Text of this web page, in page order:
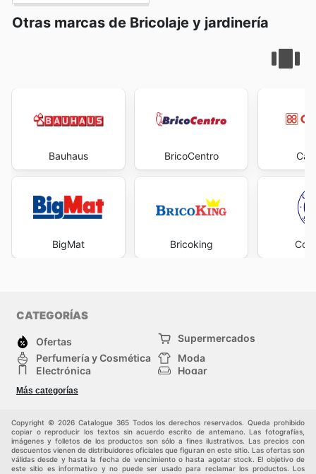
Otras marcas de Bricolaje y jardinería
Bauhaus
BigMat
BricoCentro
Bricoking
CATEGORÍAS
Ofertas
Supermercados
Perfumería y Cosmética
Moda
Electrónica
Hogar
Deporte
Juguetes y bebés
Más categorías
Copyright © 2026 Catalogue 365 Todos los derechos reservados. Queda prohibido
copiar o reproducir los textos sin acuerdo escrito de antemano. Las fotografías,
imágenes y folletos de los productos son sólo a fines ilustrativos. Las precios con
descuentos vienen de distribuidores oficiales que figuran en este sitio. Las ofertas son
válidas desde y hasta la fecha de vencimiento o hasta agotar stock. El objetivo de
este sitio es informativo y no puede ser usado para reclamar los productos. Los